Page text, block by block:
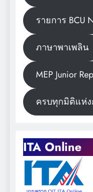
รายการ BCU
ภาษาพาเพลิน
MEP Junior
ครบทุกมิติแห่ง
ITA Online